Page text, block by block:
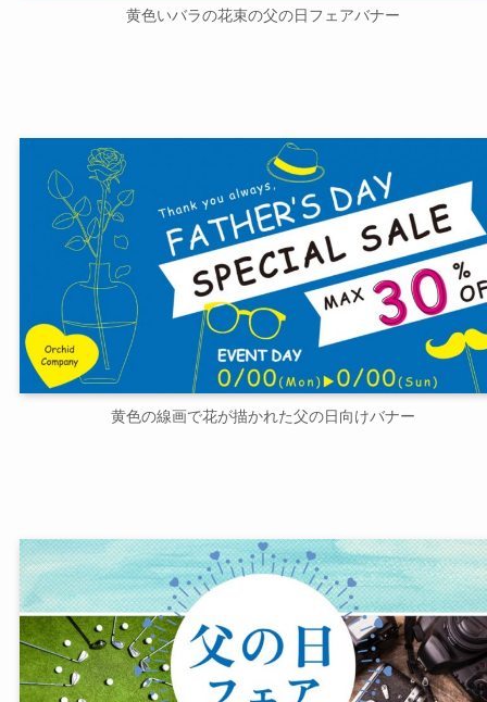
黄色いバラの花束の父の日フェアバナー
黄色の線画で花が描かれた父の日向けバナー